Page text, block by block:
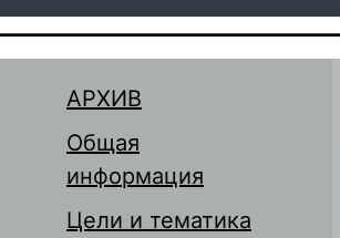
АРХИВ
Общая
информация
Цели и тематика